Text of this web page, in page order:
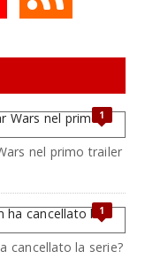
1
nel primo trailer
1
cancellato la serie?